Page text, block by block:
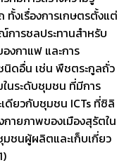
ทั้งเรื่องการเกษตรตั้งแต่
ารชลประทานสำหรับ
งกาแฟ และการ
ดอื่น เช่น พืชตระกูลถั่ว
นระดับชุมชน ที่มีการ
ดียวกับชุมชน ICTs ที่ซิลิ
ายภาพของเมืองสุรัตใน
มชนผู้ผลิตและเก็บเกี่ยว